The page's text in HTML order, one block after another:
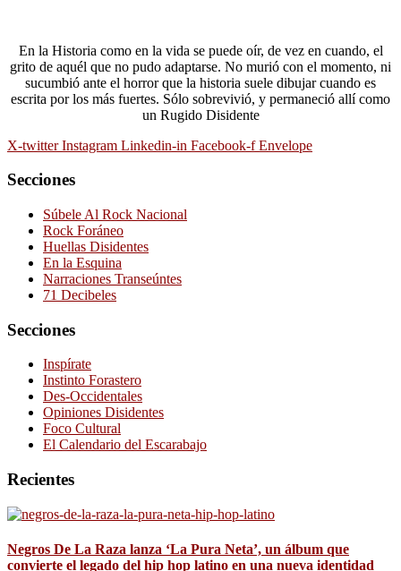
En la Historia como en la vida se puede oír, de vez en cuando, el
grito de aquél que no pudo adaptarse. No murió con el momento, ni
sucumbió ante el horror que la historia suele dibujar cuando es
escrita por los más fuertes. Sólo sobrevivió, y permaneció allí como
un Rugido Disidente
X-twitter Instagram Linkedin-in Facebook-f Envelope
Secciones
Súbele Al Rock Nacional
Rock Foráneo
Huellas Disidentes
En la Esquina
Narraciones Transeúntes
71 Decibeles
Secciones
Inspírate
Instinto Forastero
Des-Occidentales
Opiniones Disidentes
Foco Cultural
El Calendario del Escarabajo
Recientes
Negros De La Raza lanza ‘La Pura Neta’, un álbum que
convierte el legado del hip hop latino en una nueva identidad